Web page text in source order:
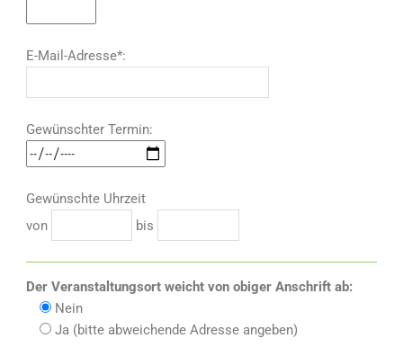
E-Mail-Adresse*:
Gewünschter Termin:
Gewünschte Uhrzeit
von
bis
Der Veranstaltungsort weicht von obiger Anschrift ab:
Nein
Ja (bitte abweichende Adresse angeben)